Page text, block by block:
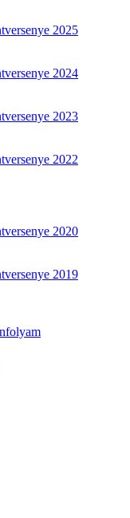
2025
2024
2023
2022
2020
2019